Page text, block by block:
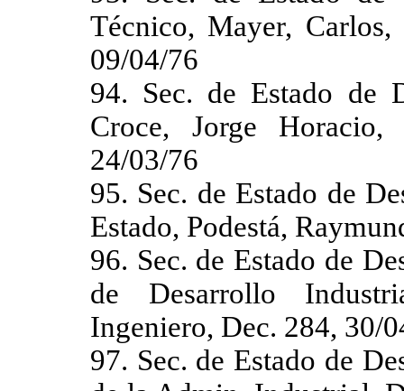
Técnico, Mayer,
09/04/76
94. Sec. de Estado de
Croce, Jorge
24/03/76
95. Sec. de Estado de
Estado, Podestá,
96. Sec. de Estado de
de Desarrollo
Ingeniero, Dec. 284, 30/
97. Sec. de Estado de